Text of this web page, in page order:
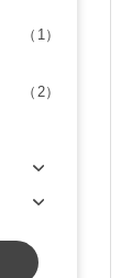
（1）
（2）